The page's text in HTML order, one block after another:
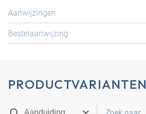
Aanwijzingen
Bestelaanwijzing
PRODUCTVARIANTEN